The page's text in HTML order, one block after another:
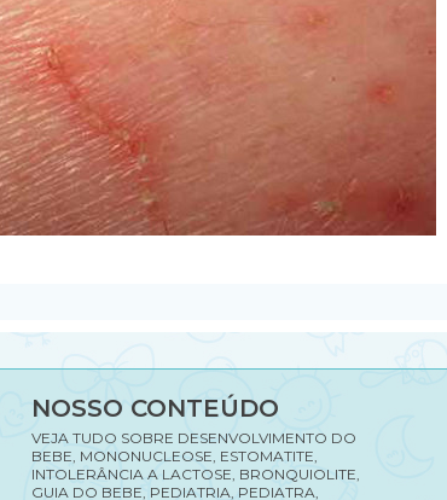
NOSSO CONTEÚDO
VEJA TUDO SOBRE DESENVOLVIMENTO DO
BEBE, MONONUCLEOSE, ESTOMATITE,
INTOLERÂNCIA A LACTOSE, BRONQUIOLITE,
GUIA DO BEBE, PEDIATRIA, PEDIATRA,